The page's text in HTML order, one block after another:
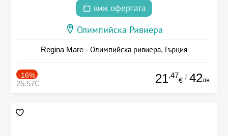
виж офертата
Олимпийска Ривиера
Regina Mare - Олимпийска ривиера, Гърция
-16%
25.57€ 21.47
€ / 42лв.